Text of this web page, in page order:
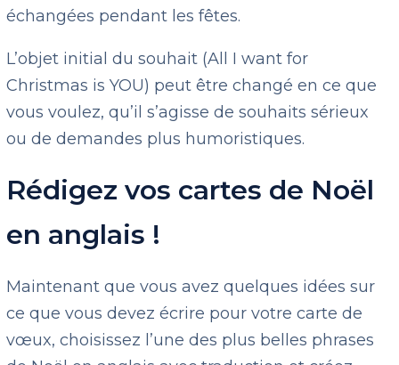
échangées pendant les fêtes.
L’objet initial du souhait (All I want for
Christmas is YOU) peut être changé en ce que
vous voulez, qu’il s’agisse de souhaits sérieux
ou de demandes plus humoristiques.
Rédigez vos cartes de Noël
en anglais !
Maintenant que vous avez quelques idées sur
ce que vous devez écrire pour votre carte de
vœux, choisissez l’une des plus belles phrases